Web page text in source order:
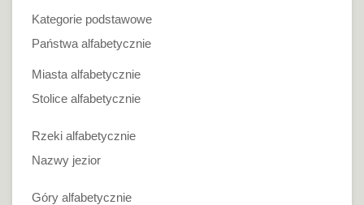
Kategorie podstawowe
Państwa alfabetycznie
Miasta alfabetycznie
Stolice alfabetycznie
Rzeki alfabetycznie
Nazwy jezior
Góry alfabetycznie